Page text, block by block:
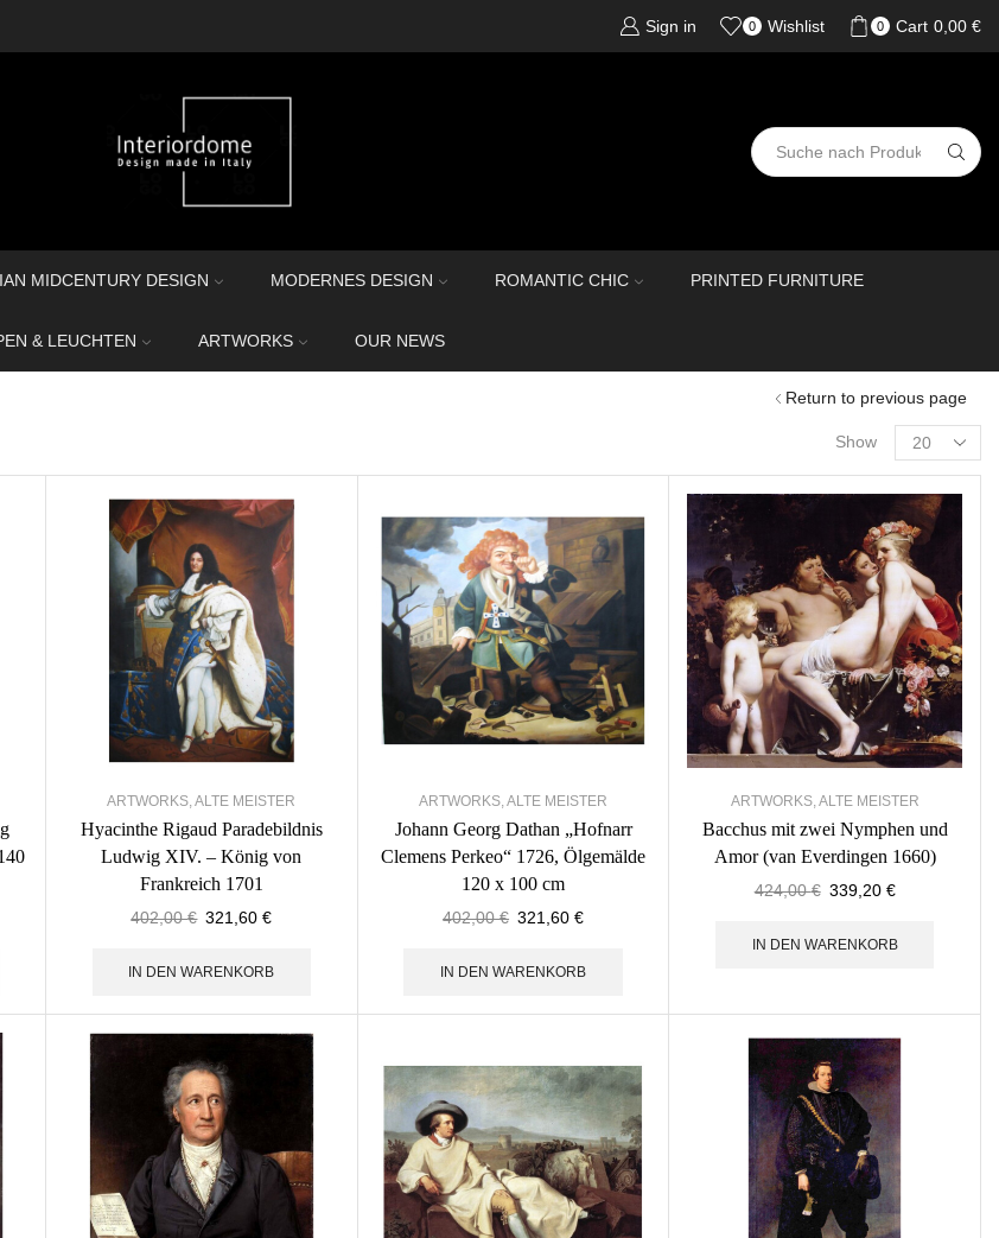
Sign in 0 Wishlist 0 Cart 0,00 €
MIDCENTURY DESIGN MODERNES DESIGN ROMANTIC CHIC PRINTED FURNITURE
& LEUCHTEN ARTWORKS OUR NEWS
Return to previous page
Show
ARTWORKS,ALTE MEISTER
Hyacinthe Rigaud Paradebildnis
Ludwig XIV. – König von
Frankreich 1701
402,00€ 321,60€
IN DEN WARENKORB
ARTWORKS,ALTE MEISTER
Johann Georg Dathan „Hofnarr
Clemens Perkeo“ 1726, Ölgemälde
120 x 100 cm
402,00€ 321,60€
IN DEN WARENKORB
ARTWORKS,ALTE MEISTER
Bacchus mit zwei Nymphen und
Amor (van Everdingen 1660)
424,00€ 339,20 €
IN DEN WARENKORB